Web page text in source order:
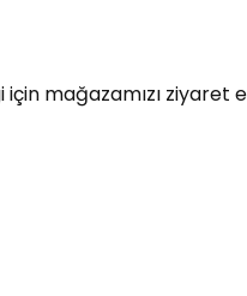
için mağazamızı